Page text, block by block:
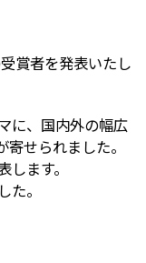
賞者を発表いたし
に、国内外の幅広
せられました。
ます。
。